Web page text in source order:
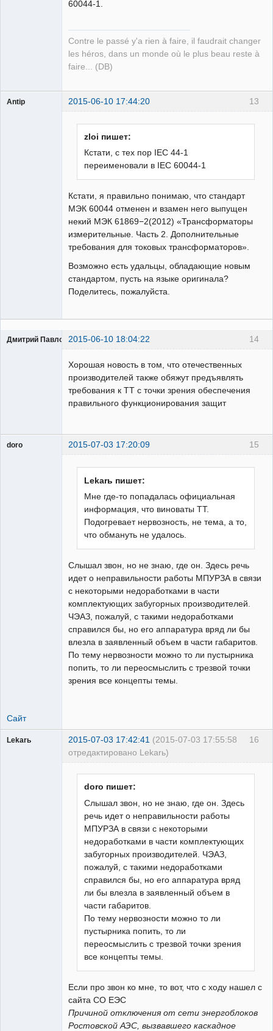
60044-1.
Contre le passé y'a rien à faire, il faudrait changer
les héros, dans un monde où le plus beau reste à
faire... (DB)
13
Antip 2015-06-10 17:44:20
zloi пишет:
Кстати, с тех пор IEC 44-1
переименовали в IEC 60044-1
Кстати, я правильно понимаю, что стандарт
МЭК 60044 отменен и взамен него выпущен
некий МЭК 61869−2(2012) «Трансформаторы
измерительные. Часть 2. Дополнительные
требования для токовых трансформаторов».
Возможно есть удальцы, обладающие новым
стандартом, пусть на языке оригинала?
Поделитесь, пожалуйста.
14
Дмитрий Павлов 2015-06-10 18:04:22
Хорошая новость в том, что отечественных
производителей также обяжут предъявлять
требования к ТТ с точки зрения обеспечения
правильного функционирования защит
15
doro 2015-07-03 17:20:09
Lekarь пишет:
Мне где-то попадалась официальная
информация, что виноваты ТТ.
Подогревает нервозность, не тема, а то,
что обмануть не удалось.
Слышал звон, но не знаю, где он. Здесь речь
идет о неправильности работы МПУРЗА в связи
с некоторыми недоработками в части
комплектующих забугорных производителей.
ЧЭАЗ, пожалуй, с такими недоработками
справился бы, но его аппаратура вряд ли бы
влезла в заявленный объем в части габаритов.
По тему нервозности можно то ли пустырника
попить, то ли переосмыслить с трезвой точки
зрения все концепты темы.
Сайт
16
Lekarь 2015-07-03 17:42:41 (2015-07-03 17:55:58
отредактировано Lekarь)
doro пишет:
Слышал звон, но не знаю, где он. Здесь
речь идет о неправильности работы
МПУРЗА в связи с некоторыми
недоработками в части комплектующих
забугорных производителей. ЧЭАЗ,
пожалуй, с такими недоработками
справился бы, но его аппаратура вряд
ли бы влезла в заявленный объем в
части габаритов.
По тему нервозности можно то ли
пустырника попить, то ли
переосмыслить с трезвой точки зрения
все концепты темы.
Если про звон ко мне, то вот, что с ходу нашел с
сайта СО ЕЭС
Причиной отключения от сети энергоблоков
Ростовской АЭС, вызвавшего каскадное